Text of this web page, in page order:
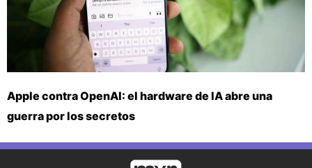
Apple contra OpenAI: el hardware de IA abre una
guerra por los secretos